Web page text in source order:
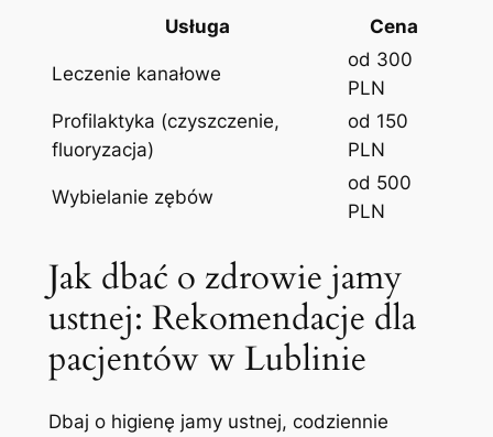
Usługa Cena
Leczenie kanałowe
od 300
PLN
Profilaktyka (czyszczenie,
fluoryzacja)
od 150
PLN
Wybielanie zębów
od 500
PLN
Jak dbać o zdrowie jamy
ustnej: Rekomendacje dla
pacjentów w Lublinie
Dbaj o higienę jamy ustnej, codziennie